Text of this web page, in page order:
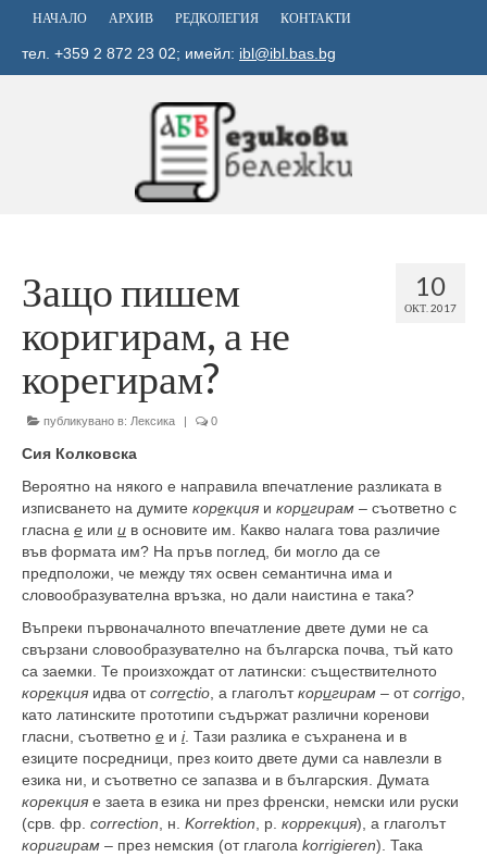
НАЧАЛО АРХИВ РЕДКОЛЕГИЯ КОНТАКТИ
тел. +359 2 872 23 02; имейл: ibl@ibl.bas.bg
10
ОКТ. 2017
Защо пишем
коригирам, а не
корегирам?
публикувано в: Лексика | 0
Сия Колковска
Вероятно на някого е направила впечатление разликата в
изписването на думите корекция и коригирам – съответно с
гласна е или и в основите им. Какво налага това различие
във формата им? На пръв поглед, би могло да се
предположи, че между тях освен семантична има и
словообразувателна връзка, но дали наистина е така?
Въпреки първоначалното впечатление двете думи не са
свързани словообразувателно на българска почва, тъй като
са заемки. Те произхождат от латински: съществителното
корекция идва отcorrectio , а глаголъткоригирам – отcorrigo
като латинските прототипи съдържат различни коренови
гласни, съответно е и i. Тази разлика е съхранена и в
езиците посредници, през които двете думи са навлезли в
езика ни, и съответно се запазва и в българския. Думата
корекция е заета в езика ни през френски, немски или руски
(срв. фр. correction , н. Korrektion , р. коррекция), а глаголът
коригирам – през немския (от глагола korrigieren). Така